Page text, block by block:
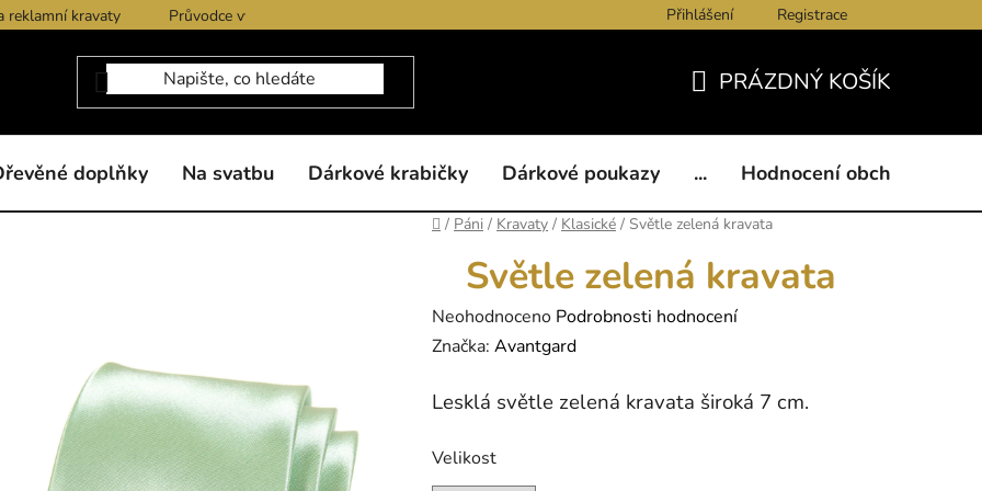
reklamní kravaty Průvodce výběrem produktů Kontakty Obchodní podmínky
Přihlášení Registrace
KOŠÍK
PRÁZDNÝ KOŠÍK
doplňky Na svatbu Dárkové krabičky Dárkové poukazy ... Hodnocení obchodu
Domů
/ Páni / Kravaty / Klasické / Světle zelená kravata
Světle zelená kravata
Průměrné
hodnocení
je
z
Neohodnoceno Podrobnosti hodnocení
Značka: Avantgard
Lesklá světle zelená kravata široká 7 cm.
Velikost